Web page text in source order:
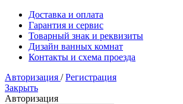
Доставка и оплата
Гарантия и сервис
Товарный знак и реквизиты
Дизайн ванных комнат
Контакты и схема проезда
Авторизация / Регистрация
Закрыть
Авторизация